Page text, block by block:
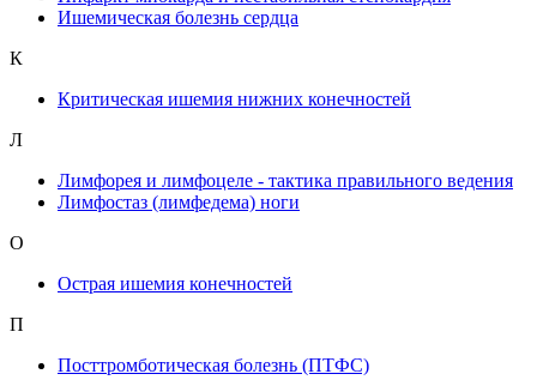
Ишемическая болезнь сердца
К
Критическая ишемия нижних конечностей
Л
Лимфорея и лимфоцеле - тактика правильного ведения
Лимфостаз (лимфедема) ноги
О
Острая ишемия конечностей
П
Посттромботическая болезнь (ПТФС)